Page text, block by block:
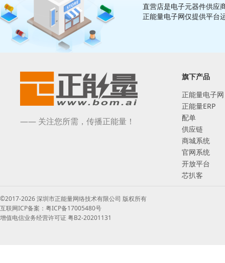
直营店是电子元器件供应
正能量电子网仅提供平台
—— 关注您所需，传播正能量！
旗下产品
正能量电子网
正能量ERP
配单
供应链
商城系统
官网系统
开放平台
芯扒客
©2017-2026 深圳市正能量网络技术有限公司 版权所有
互联网ICP备案：粤ICP备17005480号
增值电信业务经营许可证 粤B2-20201131